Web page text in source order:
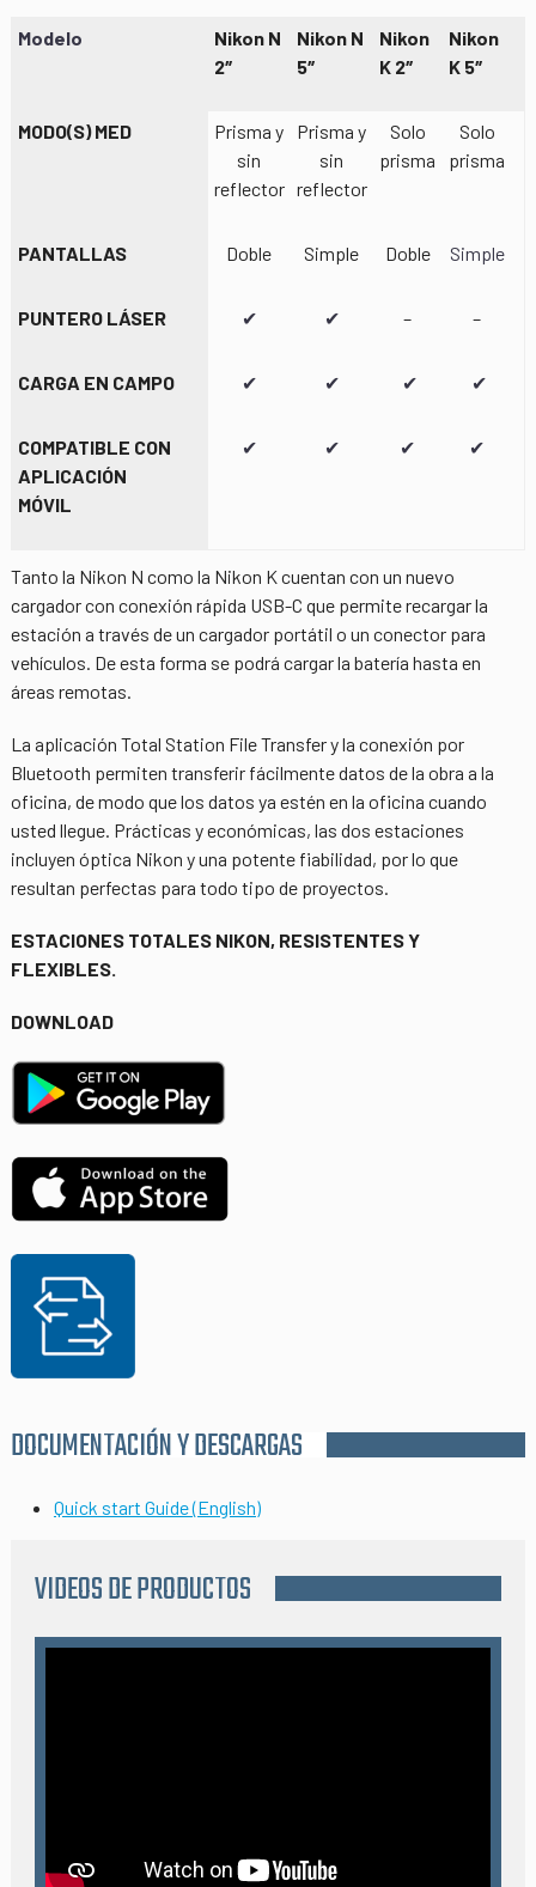
Modelo
Nikon N
2″
Nikon N
5″
Nikon
K 2″
Nikon
K 5″
MODO(S) MED
Prisma y
sin
reflector
Prisma y
sin
reflector
Solo
prisma
Solo
prisma
PANTALLAS Doble Simple Doble Simple
PUNTERO LÁSER ✔︎ ✔︎ – –
CARGA EN CAMPO ✔︎ ✔︎ ✔︎ ✔︎
COMPATIBLE CON
APLICACIÓN
MÓVIL
✔︎ ✔︎ ✔︎ ✔︎
Tanto la Nikon N como la Nikon K cuentan con un nuevo
cargador con conexión rápida USB-C que permite recargar la
estación a través de un cargador portátil o un conector para
vehículos. De esta forma se podrá cargar la batería hasta en
áreas remotas.
La aplicación Total Station File Transfer y la conexión por
Bluetooth permiten transferir fácilmente datos de la obra a la
oficina, de modo que los datos ya estén en la oficina cuando
usted llegue. Prácticas y económicas, las dos estaciones
incluyen óptica Nikon y una potente fiabilidad, por lo que
resultan perfectas para todo tipo de proyectos.
ESTACIONES TOTALES NIKON, RESISTENTES Y
FLEXIBLES.
DOWNLOAD
DOCUMENTACIÓN Y DESCARGAS
Quick start Guide (English)
VIDEOS DE PRODUCTOS